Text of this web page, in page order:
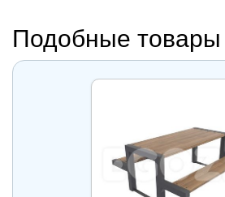
Подобные товары